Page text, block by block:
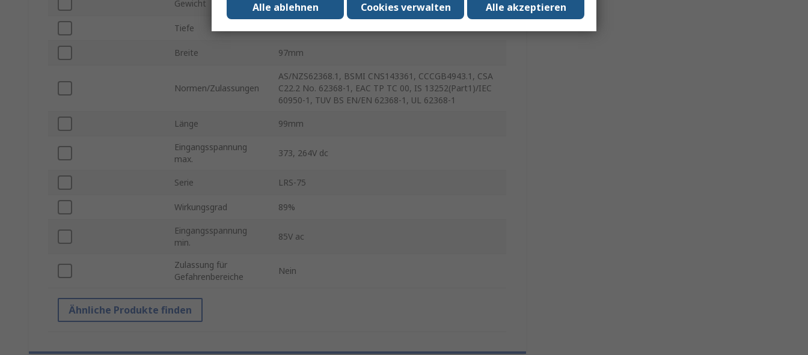
Gewicht 300g
Tiefe
Breite 97mm
Normen/Zulassungen
AS/NZS62368.1, BSMI CNS143361, CCCGB4943.1, CSA
C22.2 No. 62368-1, EAC TP TC 00, IS 13252(Part1)/IEC
60950-1, TUV BS EN/EN 62368-1, UL 62368-1
Länge 99mm
Eingangsspannung
max.
373, 264V dc
Serie LRS-75
Wirkungsgrad 89%
Eingangsspannung
min.
85V ac
Zulassung für
Gefahrenbereiche
Nein
Ähnliche Produkte finden
Alle akzeptieren
Cookies verwalten
Alle ablehnen